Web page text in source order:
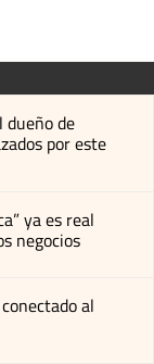
dueño de
por este
ya es real
negocios
al